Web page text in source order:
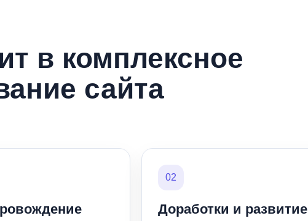
в комплексное
сайта
02
Доработки и развитие